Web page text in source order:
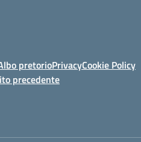
pretorioPrivacyCookie Policy
precedente